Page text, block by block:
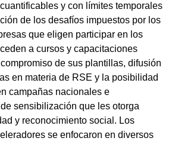
y con límites temporales
de los desafíos impuestos por los
que eligen participar en los
a cursos y capacitaciones
de sus plantillas, difusión
en materia de RSE y la posibilidad
campañas nacionales e
sensibilización que les otorga
y reconocimiento social. Los
se enfocaron en diversos